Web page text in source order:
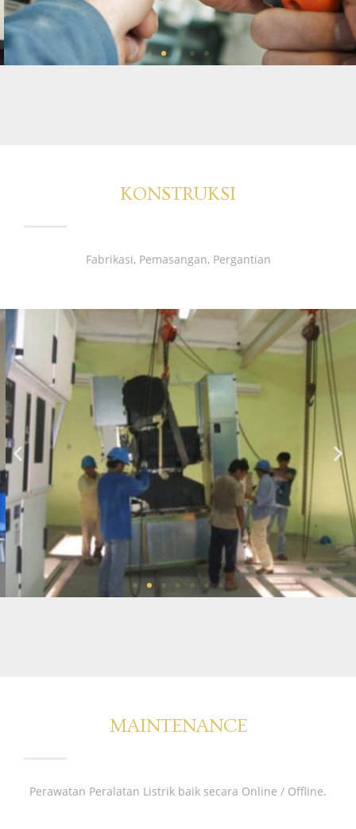
KONSTRUKSI
Fabrikasi, Pemasangan, Pergantian
MAINTENANCE
Perawatan Peralatan Listrik baik secara Online / Offline.